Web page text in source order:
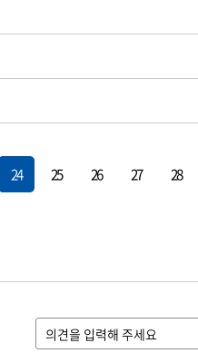
24 25 26 27 28